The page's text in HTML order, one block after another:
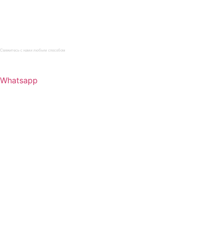
Свяжитесь с нами любым способом
Whatsapp